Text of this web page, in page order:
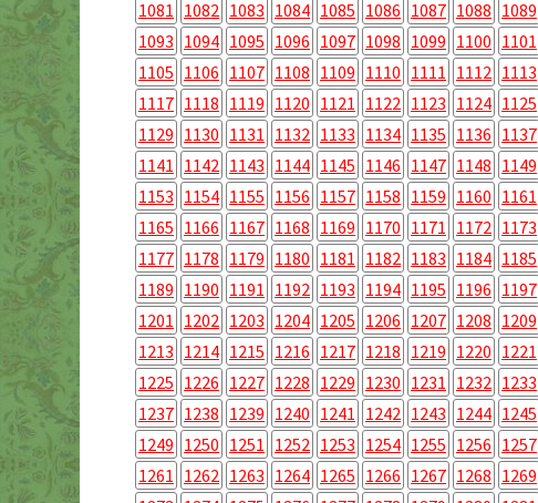
1081 1082 1083 1084 1085 1086 1087 1088 1089
1093 1094 1095 1096 1097 1098 1099 1100 1101
1105 1106 1107 1108 1109 1110 1111 1112 1113
1117 1118 1119 1120 1121 1122 1123 1124 1125
1129 1130 1131 1132 1133 1134 1135 1136 1137
1141 1142 1143 1144 1145 1146 1147 1148 1149
1153 1154 1155 1156 1157 1158 1159 1160 1161
1165 1166 1167 1168 1169 1170 1171 1172 1173
1177 1178 1179 1180 1181 1182 1183 1184 1185
1189 1190 1191 1192 1193 1194 1195 1196 1197
1201 1202 1203 1204 1205 1206 1207 1208 1209
1213 1214 1215 1216 1217 1218 1219 1220 1221
1225 1226 1227 1228 1229 1230 1231 1232 1233
1237 1238 1239 1240 1241 1242 1243 1244 1245
1249 1250 1251 1252 1253 1254 1255 1256 1257
1261 1262 1263 1264 1265 1266 1267 1268 1269